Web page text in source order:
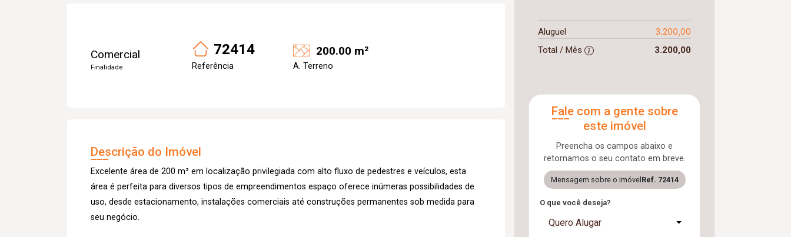
Comercial
Finalidade
72414
Referência
200.00 m²
A. Terreno
Descrição do Imóvel
Excelente área de 200 m² em localização privilegiada com alto fluxo de pedestres e veículos, esta
área é perfeita para diversos tipos de empreendimentos espaço oferece inúmeras possibilidades de
uso, desde estacionamento, instalações comerciais até construções permanentes sob medida para
seu negócio.
Aluguel 3.200,00
Total / Mês 3.200,00
Fale com a gente sobre
este imóvel
Preencha os campos abaixo e
retornamos o seu contato em breve.
Mensagem sobre o imóvel Ref. 72414
O que você deseja?
Quero Alugar